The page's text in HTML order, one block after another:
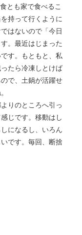
とも家で食べるこ
持って行くように
はないので「今日
。最近はじまった
す。もともと、私
たら冷凍しとけば
で、土鍋が活躍せ
りのところへ引っ
じです。移動はし
になるし、いろん
です。毎回、断捨